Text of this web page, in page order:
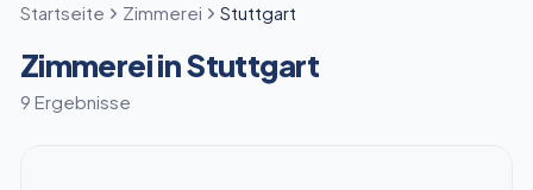
Startseite Zimmerei Stuttgart
Zimmerei in Stuttgart
9 Ergebnisse